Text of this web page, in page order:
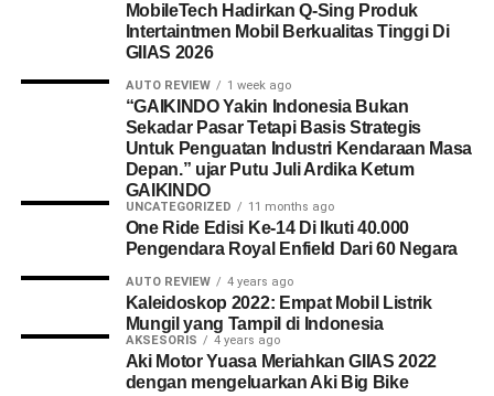
MobileTech Hadirkan Q-Sing Produk
Intertaintmen Mobil Berkualitas Tinggi Di
GIIAS 2026
AUTO REVIEW 1 week ago
“GAIKINDO Yakin Indonesia Bukan
Sekadar Pasar Tetapi Basis Strategis
Untuk Penguatan Industri Kendaraan Masa
Depan.” ujar Putu Juli Ardika Ketum
GAIKINDO
UNCATEGORIZED 11 months ago
One Ride Edisi Ke-14 Di Ikuti 40.000
Pengendara Royal Enfield Dari 60 Negara
AUTO REVIEW 4 years ago
Kaleidoskop 2022: Empat Mobil Listrik
Mungil yang Tampil di Indonesia
AKSESORIS 4 years ago
Aki Motor Yuasa Meriahkan GIIAS 2022
dengan mengeluarkan Aki Big Bike